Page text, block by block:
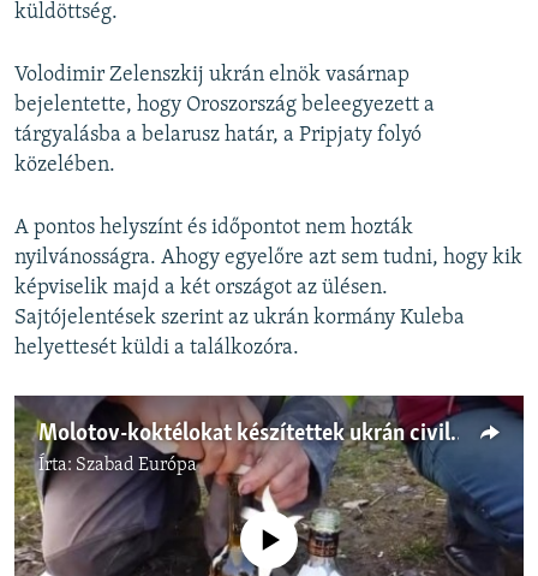
küldöttség.
Volodimir Zelenszkij ukrán elnök vasárnap
bejelentette, hogy Oroszország beleegyezett a
tárgyalásba a belarusz határ, a Pripjaty folyó
közelében.
A pontos helyszínt és időpontot nem hozták
nyilvánosságra. Ahogy egyelőre azt sem tudni, hogy kik
képviselik majd a két országot az ülésen.
Sajtójelentések szerint az ukrán kormány Kuleba
helyettesét küldi a találkozóra.
Molotov-koktélokat készítettek ukrán civilek
Írta: Szabad Európa
Jelenleg nincs elérhető tartalom